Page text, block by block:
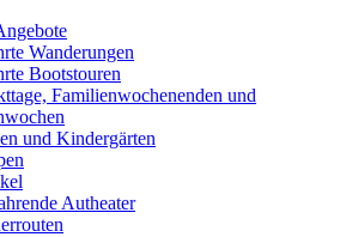
Wanderungen
Bootstouren
Familienwochenenden und
und Kindergärten
Autheater